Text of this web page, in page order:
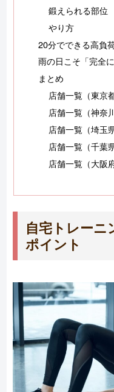
鍛えられる部位
やり方
20分でできる高負
雨の日こそ「完全
まとめ
店舗一覧（東京都
店舗一覧（神奈
店舗一覧（埼玉県
店舗一覧（千葉県
店舗一覧（大阪府
自宅トレーニ
ポイント